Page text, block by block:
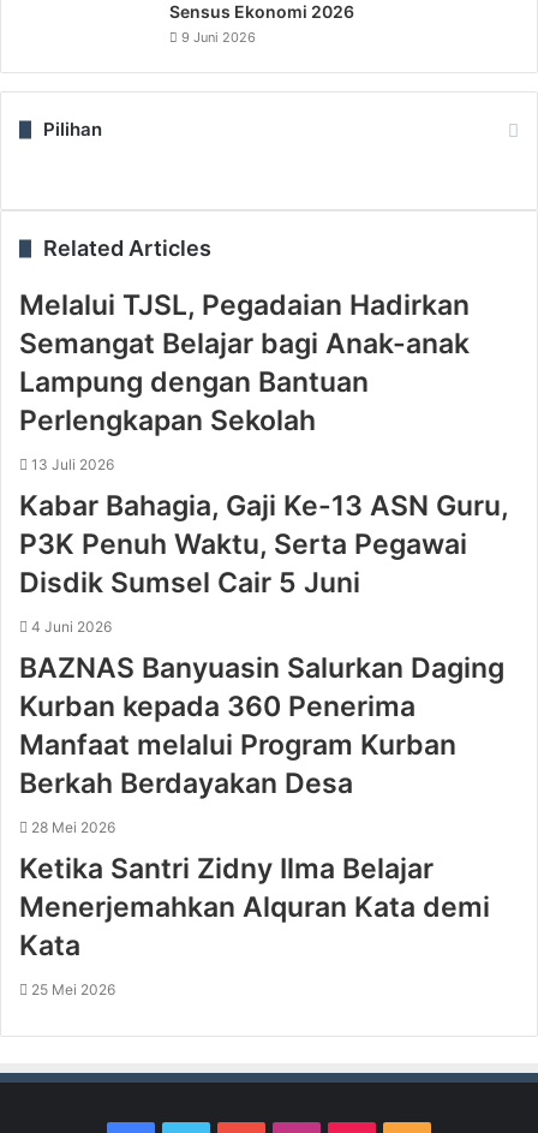
Sensus Ekonomi 2026
9 Juni 2026
Pilihan
Related Articles
Melalui TJSL, Pegadaian Hadirkan
Semangat Belajar bagi Anak-anak
Lampung dengan Bantuan
Perlengkapan Sekolah
13 Juli 2026
Kabar Bahagia, Gaji Ke-13 ASN Guru,
P3K Penuh Waktu, Serta Pegawai
Disdik Sumsel Cair 5 Juni
4 Juni 2026
BAZNAS Banyuasin Salurkan Daging
Kurban kepada 360 Penerima
Manfaat melalui Program Kurban
Berkah Berdayakan Desa
28 Mei 2026
Ketika Santri Zidny Ilma Belajar
Menerjemahkan Alquran Kata demi
Kata
25 Mei 2026